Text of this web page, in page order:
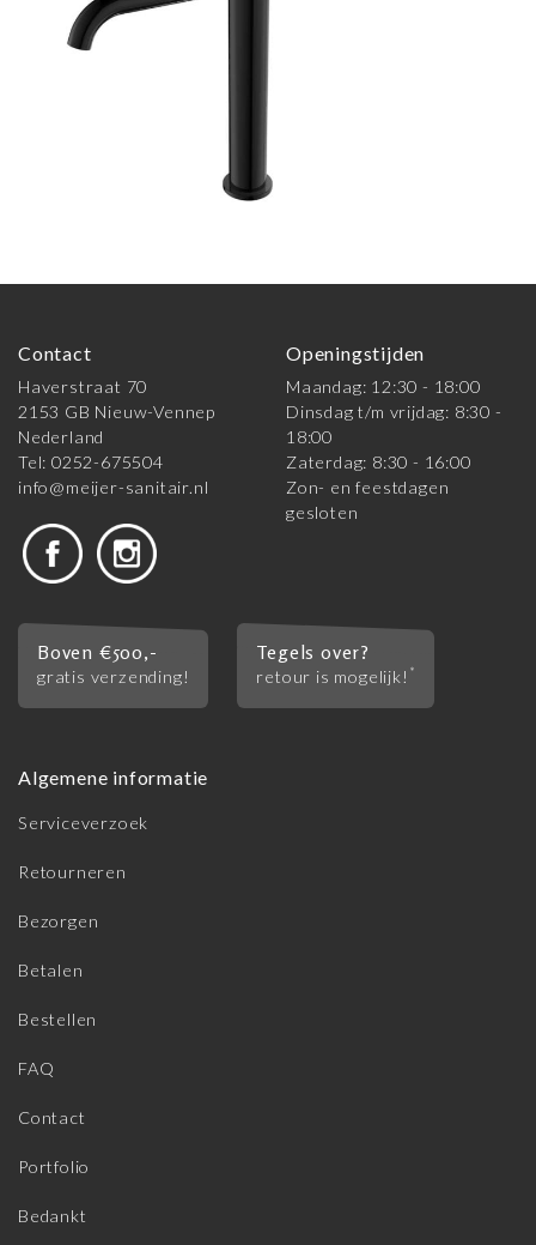
Contact
Haverstraat 70
2153 GB Nieuw-Vennep
Nederland
Tel: 0252-675504
info@meijer-sanitair.nl
Openingstijden
Maandag: 12:30 - 18:00
Dinsdag t/m vrijdag: 8:30 -
18:00
Zaterdag: 8:30 - 16:00
Zon- en feestdagen
gesloten
Boven €500,-
gratis verzending!
Tegels over?
retour is mogelijk! *
Algemene informatie
Serviceverzoek
Retourneren
Bezorgen
Betalen
Bestellen
FAQ
Contact
Portfolio
Bedankt